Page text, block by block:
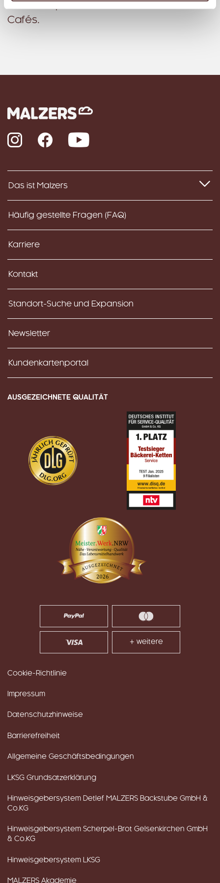
Cafés.
InstagramFacebook YouTube
Das ist Malzers
Häufig gestellte Fragen (FAQ)
Karriere
Kontakt
Standort-Suche und Expansion
Newsletter
Kundenkartenportal
AUSGEZEICHNETE QUALITÄT
+ weitere
Cookie-Richtlinie
Impressum
Datenschutzhinweise
Barrierefreiheit
Allgemeine Geschäftsbedingungen
LKSG Grundsatzerklärung
Hinweisgebersystem Detlef MALZERS Backstube GmbH &
Co.KG
Hinweisgebersystem Scherpel-Brot Gelsenkirchen GmbH
& Co.KG
Hinweisgebersystem LKSG
MALZERS Akademie